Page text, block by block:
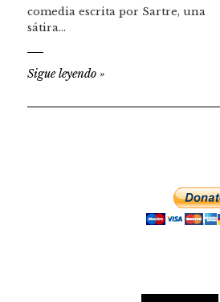
comedia escrita por Sartre, una
sátira…
Sigue leyendo »